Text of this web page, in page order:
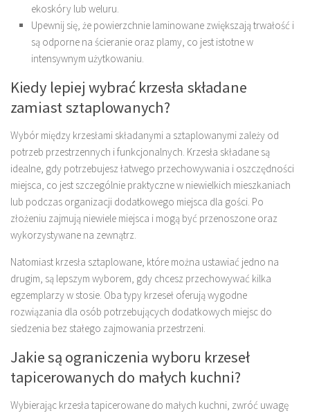
ekoskóry lub weluru.
Upewnij się, że powierzchnie laminowane zwiększają trwałość i
są odporne na ścieranie oraz plamy, co jest istotne w
intensywnym użytkowaniu.
Kiedy lepiej wybrać krzesła składane
zamiast sztaplowanych?
Wybór między krzesłami składanymi a sztaplowanymi zależy od
potrzeb przestrzennych i funkcjonalnych. Krzesła składane są
idealne, gdy potrzebujesz łatwego przechowywania i oszczędności
miejsca, co jest szczególnie praktyczne w niewielkich mieszkaniach
lub podczas organizacji dodatkowego miejsca dla gości. Po
złożeniu zajmują niewiele miejsca i mogą być przenoszone oraz
wykorzystywane na zewnątrz.
Natomiast krzesła sztaplowane, które można ustawiać jedno na
drugim, są lepszym wyborem, gdy chcesz przechowywać kilka
egzemplarzy w stosie. Oba typy krzeseł oferują wygodne
rozwiązania dla osób potrzebujących dodatkowych miejsc do
siedzenia bez stałego zajmowania przestrzeni.
Jakie są ograniczenia wyboru krzeseł
tapicerowanych do małych kuchni?
Wybierając krzesła tapicerowane do małych kuchni, zwróć uwagę